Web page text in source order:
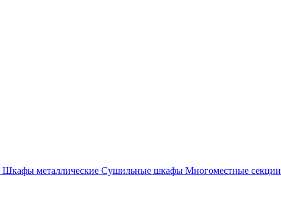
Шкафы металлические Cушильные шкафы Многоместные секции